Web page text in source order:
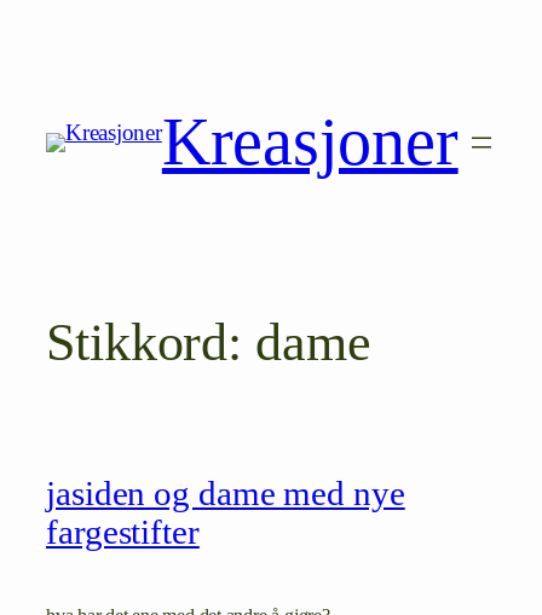
Kreasjoner
Stikkord: dame
jasiden og dame med nye
fargestifter